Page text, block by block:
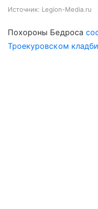
Источник: Legion-Media.ru
Похороны Бедроса
Троекуровском